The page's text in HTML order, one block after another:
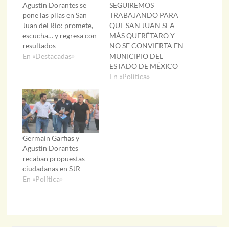
Agustín Dorantes se
pone las pilas en San
Juan del Río: promete,
escucha… y regresa con
resultados
En «Destacadas»
SEGUIREMOS
TRABAJANDO PARA
QUE SAN JUAN SEA
MÁS QUERÉTARO Y
NO SE CONVIERTA EN
MUNICIPIO DEL
ESTADO DE MÉXICO
En «Política»
Germaín Garfias y
Agustín Dorantes
recaban propuestas
ciudadanas en SJR
En «Política»